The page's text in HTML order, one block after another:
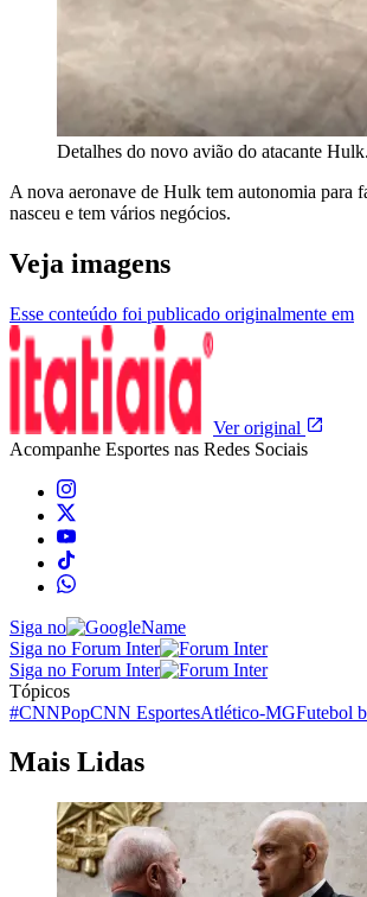
Detalhes do novo avião do atacante
A nova aeronave de Hulk tem autonomia para
nasceu e tem vários negócios.
Veja imagens
Esse conteúdo foi publicado originalmente em
Ver original
Acompanhe Esportes nas Redes Sociais
Siga no
Siga no Forum Inter
Siga no Forum Inter
Tópicos
#CNNPopCNN EsportesAtlético-MGFutebol
Mais Lidas